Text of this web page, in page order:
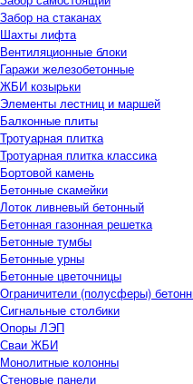
Забор на стаканах
Шахты лифта
Вентиляционные блоки
Гаражи железобетонные
ЖБИ козырьки
Элементы лестниц и маршей
Балконные плиты
Тротуарная плитка
Тротуарная плитка классика
Бортовой камень
Бетонные скамейки
Лоток ливневый бетонный
Бетонная газонная решетка
Бетонные тумбы
Бетонные урны
Бетонные цветочницы
Ограничители (полусферы)
Сигнальные столбики
Опоры ЛЭП
Сваи ЖБИ
Монолитные колонны
Стеновые панели